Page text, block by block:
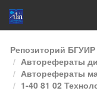
Skip
navigation
Репозиторий БГУИР
Авторефераты
Авторефераты
1-40 81 02